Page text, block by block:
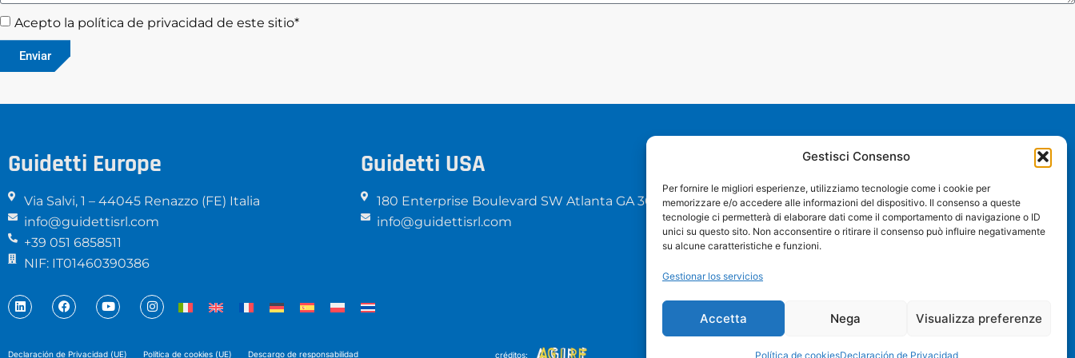
Gestisci Consenso
Per fornire le migliori esperienze, utilizziamo tecnologie come i cookie per
memorizzare e/o accedere alle informazioni del dispositivo. Il consenso a queste
tecnologie ci permetterà di elaborare dati come il comportamento di navigazione o ID
unici su questo sito. Non acconsentire o ritirare il consenso può influire negativamente
su alcune caratteristiche e funzioni.
Gestionar los servicios
Accetta Nega Visualizza preferenze
Política de cookiesDeclaración de Privacidad
Acepto la política de privacidad de este sitio*
Enviar
Guidetti Europe
Via Salvi, 1 – 44045 Renazzo (FE) Italia
info@guidettisrl.com
+39 051 6858511
NIF: IT01460390386
Guidetti USA
180 Enterprise Boulevard SW Atlanta GA 30336
info@guidettisrl.com
Guidetti Asia
18 Kasem Samran 10 Alley, Khlong Tan Nuea,
Watthana, Bangkok 10110 -Tailandia
guidettiasialtd@gmail.com
Declaración de Privacidad (UE) Política de cookies (UE) Descargo de responsabilidad créditos: